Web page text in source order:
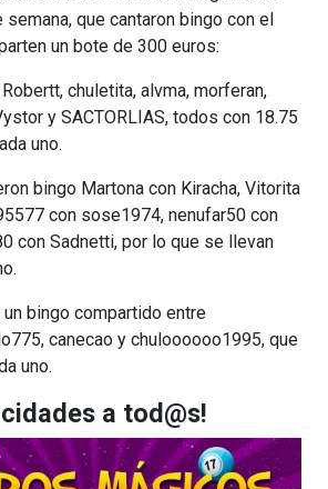
que cantaron bingo con el
un bote de 300 euros:
chuletita, alvma, morferan,
y SACTORLIAS, todos con 18.75
uno.
bingo Martona con Kiracha, Vitorita
con sose1974, nenufar50 con
con Sadnetti, por lo que se llevan
un bingo compartido entre
canecao y chuloooooo1995, que
uno.
a tod@s!